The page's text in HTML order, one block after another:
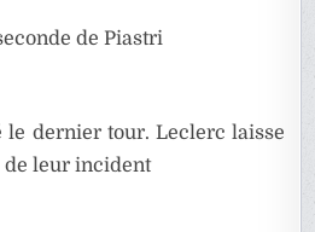
de Piastri
le dernier tour. Leclerc laisse
de leur incident